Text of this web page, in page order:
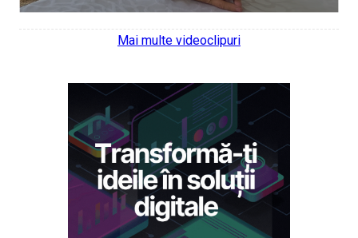
Mai multe videoclipuri